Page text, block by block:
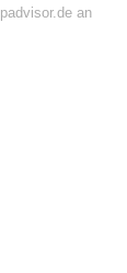
an